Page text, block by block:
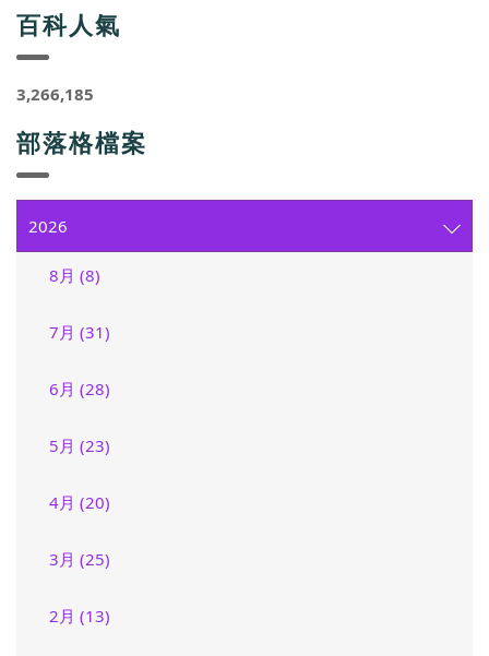
百科人氣
3,266,185
部落格檔案
2026
8月 (8)
7月 (31)
6月 (28)
5月 (23)
4月 (20)
3月 (25)
2月 (13)